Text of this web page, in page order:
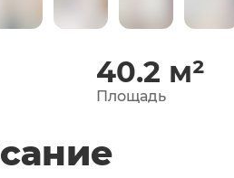
40.2 м²
Площадь